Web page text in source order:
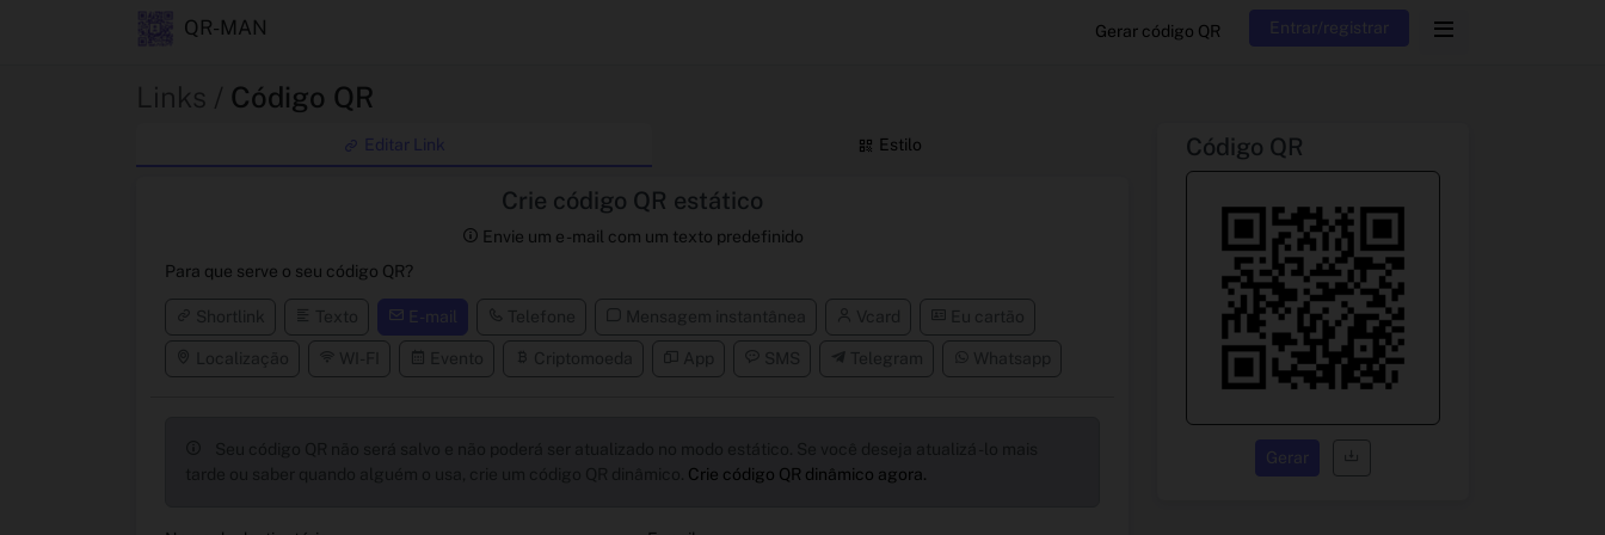
QR-MAN Gerar código QR Entrar/registrar
Links / Código QR
Editar Link Estilo
Crie código QR estático
Envie um e -mail com um texto predefinido
Para que serve o seu código QR?
Shortlink Texto E-mail Telefone Mensagem instantânea Vcard Eu cartão
Localização WI-FI Evento Criptomoeda App SMS Telegram Whatsapp
Crie código QR dinâmico agora.
Código QR
Gerar